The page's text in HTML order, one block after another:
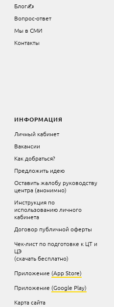
Блог✍
Вопрос-ответ
Мы в СМИ
Контакты
ИНФОРМАЦИЯ
Личный кабинет
Вакансии
Как добраться?
Предложить идею
Оставить жалобу руководству
центра (анонимно)
Инструкция по
использованию личного
кабинета
Договор публичной оферты
Чек-лист по подготовке к ЦТ и
ЦЭ
(скачать бесплатно)
Приложение (App Store)
Приложение (Google Play)
Карта сайта